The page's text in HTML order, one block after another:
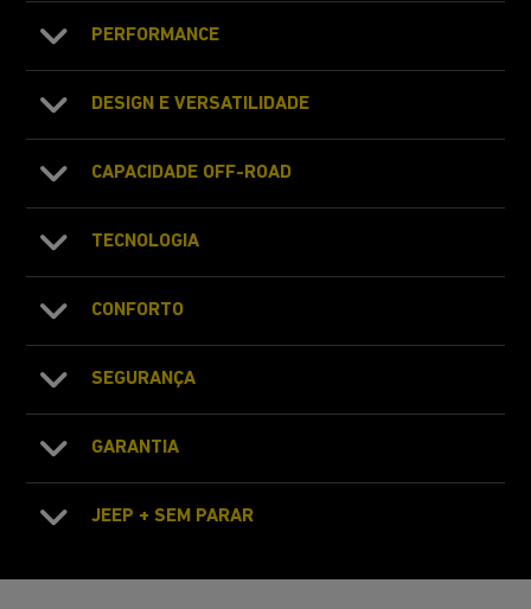
PERFORMANCE
DESIGN E VERSATILIDADE
CAPACIDADE OFF-ROAD
TECNOLOGIA
CONFORTO
SEGURANÇA
GARANTIA
JEEP + SEM PARAR